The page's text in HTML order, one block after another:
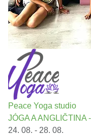
Peace Yoga studio
JÓGA A ANGLIČTINA
24. 08. - 28. 08.